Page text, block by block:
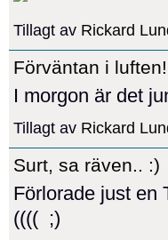
Tillagt av Rickard
Förväntan i luften!
I morgon är det
Tillagt av Rickard
Surt, sa räven.. :)
Förlorade just en
(((( ;)